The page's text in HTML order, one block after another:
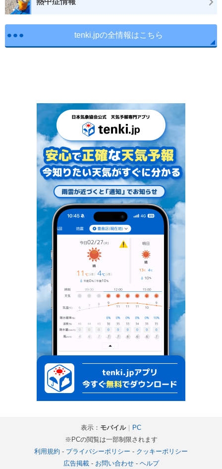
tenki.jpの全情報はこちら
表示： モバイル｜ PC
※PCの閲覧は一部制限されます
利用規約 - プライバシーポリシー - クッキーポリシー
広告掲載- お問い合わせ- ヘルプ